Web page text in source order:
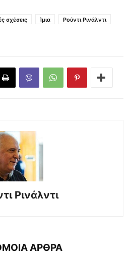
σχέσεις Ίμια
Ρούντι Ρινάλντι
Ρινάλντι
ΑΡΘΡΑ